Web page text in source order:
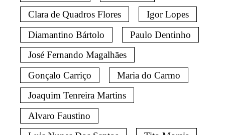
Clara de Quadros Flores
Igor Lopes
Diamantino Bártolo
Paulo Dentinho
José Fernando Magalhães
Gonçalo Carriço
Maria do Carmo
Joaquim Tenreira Martins
Alvaro Faustino